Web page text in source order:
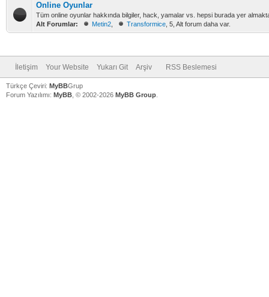
Online Oyunlar
Tüm online oyunlar hakkında bilgiler, hack, yamalar vs. hepsi burada yer
Alt Forumlar:
Metin2 Transformice , 5, Alt forum daha var.
İletişim Your Website Yukarı Git Arşiv RSS Beslemesi
Türkçe Çeviri: MyBBGrup
Forum Yazılımı: MyBB , © 2002-2026 MyBB Group